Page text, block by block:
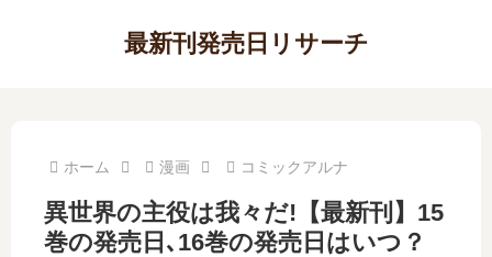
最新刊発売日リサーチ
ホーム 漫画 コミックアルナ
異世界の主役は我々だ!【最新刊】15
巻の発売日､16巻の発売日はいつ？